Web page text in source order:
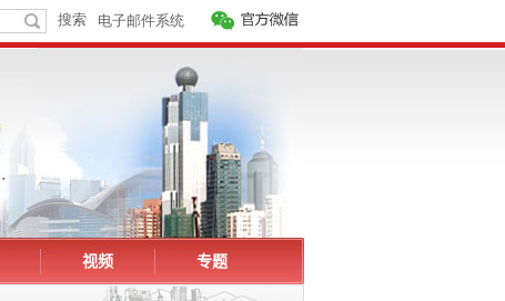
视频 专题